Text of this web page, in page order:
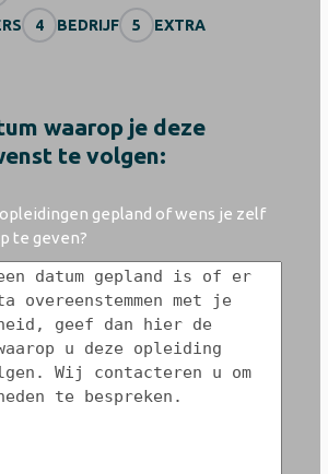
4 BEDRIJF 5 EXTRA
waarop je deze
te volgen:
*
gepland of wens je zelf
te geven?